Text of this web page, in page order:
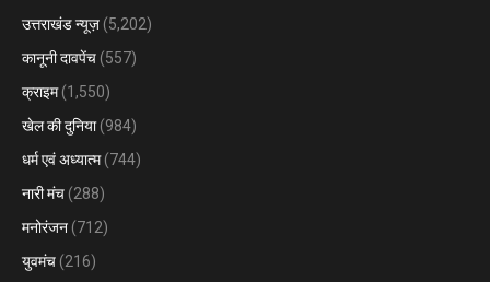
उत्तराखंड न्यूज़ (5,202)
कानूनी दावपेंच (557)
क्राइम(1,550)
खेल की दुनिया(984)
धर्म एवं अध्यात्म(744)
नारी मंच (288)
मनोरंजन (712)
युवमंच (216)